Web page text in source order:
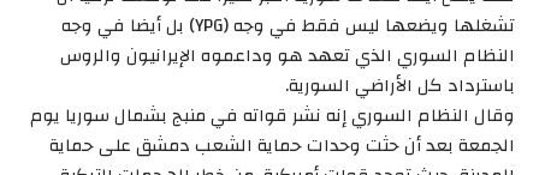
تشغلها ويضعها ليس فقط في وجه (YPG) بل أيضا في وجه
النظام السوري الذي تعهد هو وداعموه الإيرانيون والروس
باسترداد كل الأراضي السورية.
وقال النظام السوري إنه نشر قواته في منبج بشمال سوريا يوم
الجمعة بعد أن حثت وحدات حماية الشعب دمشق على حماية